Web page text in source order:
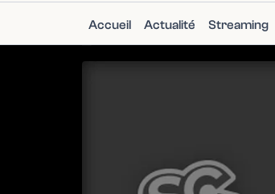
Accueil Actualité Streaming